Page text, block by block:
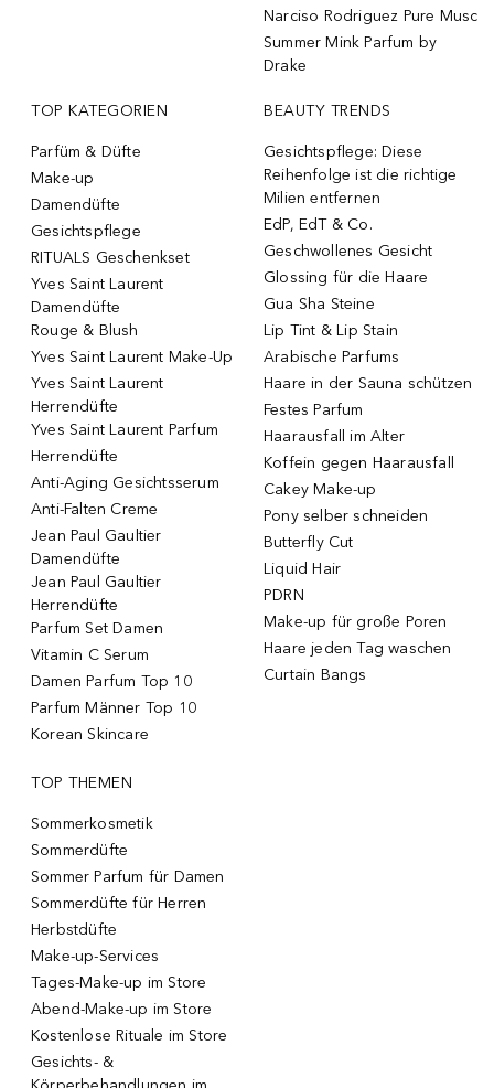
Narciso Rodriguez Pure Musc
Summer Mink Parfum by
Drake
TOP KATEGORIEN
Parfüm & Düfte
Make-up
Damendüfte
Gesichtspflege
RITUALS Geschenkset
Yves Saint Laurent
Damendüfte
Rouge & Blush
Yves Saint Laurent Make-Up
Yves Saint Laurent
Herrendüfte
Yves Saint Laurent Parfum
Herrendüfte
Anti-Aging Gesichtsserum
Anti-Falten Creme
Jean Paul Gaultier
Damendüfte
Jean Paul Gaultier
Herrendüfte
Parfum Set Damen
Vitamin C Serum
Damen Parfum Top 10
Parfum Männer Top 10
Korean Skincare
BEAUTY TRENDS
Gesichtspflege: Diese
Reihenfolge ist die richtige
Milien entfernen
EdP, EdT & Co.
Geschwollenes Gesicht
Glossing für die Haare
Gua Sha Steine
Lip Tint & Lip Stain
Arabische Parfums
Haare in der Sauna schützen
Festes Parfum
Haarausfall im Alter
Koffein gegen Haarausfall
Cakey Make-up
Pony selber schneiden
Butterfly Cut
Liquid Hair
PDRN
Make-up für große Poren
Haare jeden Tag waschen
Curtain Bangs
TOP THEMEN
Sommerkosmetik
Sommerdüfte
Sommer Parfum für Damen
Sommerdüfte für Herren
Herbstdüfte
Make-up-Services
Tages-Make-up im Store
Abend-Make-up im Store
Kostenlose Rituale im Store
Gesichts- &